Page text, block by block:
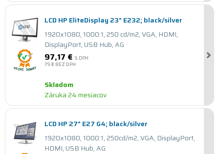
LCD HP EliteDisplay 23" E232; black/silver
1920x1080, 1000:1, 250 cd/m2, VGA, HDMI,
DisplayPort, USB Hub, AG
97,17 € S DPH
79 € BEZ DPH
Skladom
Záruka 24 mesiacov
LCD HP 27" E27 G4; black/silver
1920x1080, 1000:1, 250cd/m2, VGA, DisplayPort,
HDMI, USB Hub, AG